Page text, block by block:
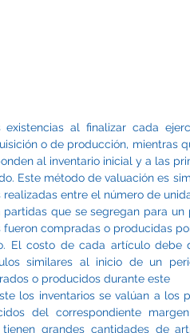
al finalizar cada
o de producción, mientras
al inventario inicial y a las
Este método de valuación es
entre el número de
que se segregan para
fueron compradas o producidas
El costo de cada artículo debe
similares al inicio de un
o producidos durante este
los inventarios se valúan a los
del correspondiente
grandes cantidades de